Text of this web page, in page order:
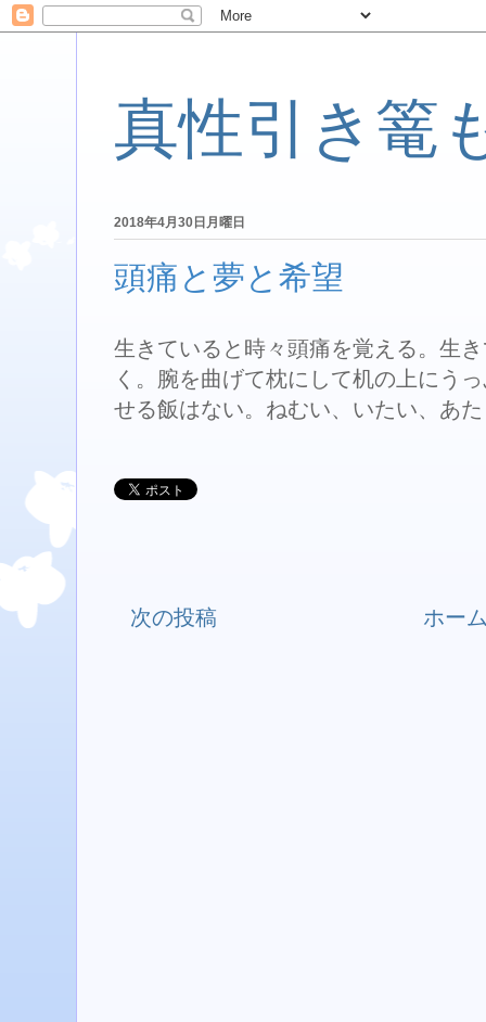
真性引き篭
2018年4月30日月曜日
頭痛と夢と希望
生きていると時々頭痛を覚える。生
く。腕を曲げて枕にして机の上にう
せる飯はない。ねむい、いたい、あ
次の投稿 ホー